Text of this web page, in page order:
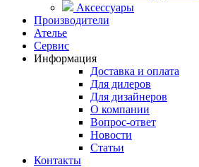
Аксессуары
Производители
Ателье
Сервис
Информация
Доставка и оплата
Для дилеров
Для дизайнеров
О компании
Вопрос-ответ
Новости
Статьи
Контакты